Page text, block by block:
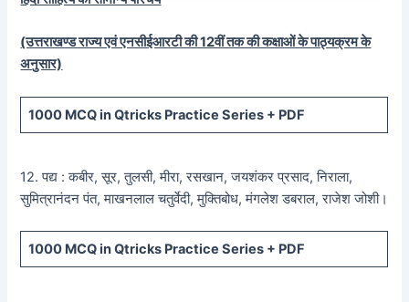
(उत्तराखण्ड राज्य एवं एनसीईआरटी की 12वीं तक की कक्षाओं के पाठ्यक्रम के
अनुसार)
1000 MCQin Qtricks Practice Series + PDF
12. पद्य : कबीर, सूर, तुलसी, मीरा, रसखान, जयशंकर प्रसाद, निराला,
सुमित्रानंदन पंत, माखनलाल चतुर्वेदी, मुक्तिबोध, मंगलेश डबराल, राजेश जोशी।
1000 MCQin Qtricks Practice Series + PDF